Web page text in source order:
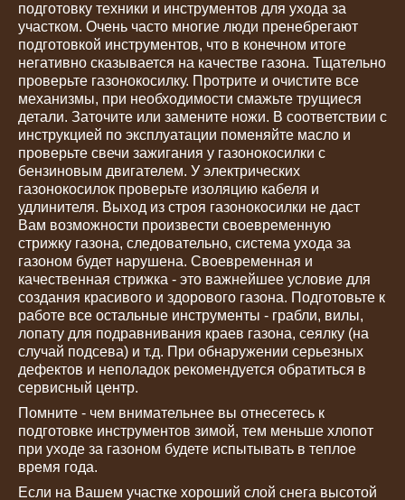
подготовку техники и инструментов для ухода за
участком. Очень часто многие люди пренебрегают
подготовкой инструментов, что в конечном итоге
негативно сказывается на качестве газона. Тщательно
проверьте газонокосилку. Протрите и очистите все
механизмы, при необходимости смажьте трущиеся
детали. Заточите или замените ножи. В соответствии с
инструкцией по эксплуатации поменяйте масло и
проверьте свечи зажигания у газонокосилки с
бензиновым двигателем. У электрических
газонокосилок проверьте изоляцию кабеля и
удлинителя. Выход из строя газонокосилки не даст
Вам возможности произвести своевременную
стрижку газона, следовательно, система ухода за
газоном будет нарушена. Своевременная и
качественная стрижка - это важнейшее условие для
создания красивого и здорового газона. Подготовьте к
работе все остальные инструменты - грабли, вилы,
лопату для подравнивания краев газона, сеялку (на
случай подсева) и т.д. При обнаружении серьезных
дефектов и неполадок рекомендуется обратиться в
сервисный центр.
Помните - чем внимательнее вы отнесетесь к
подготовке инструментов зимой, тем меньше хлопот
при уходе за газоном будете испытывать в теплое
время года.
Если на Вашем участке хороший слой снега высотой